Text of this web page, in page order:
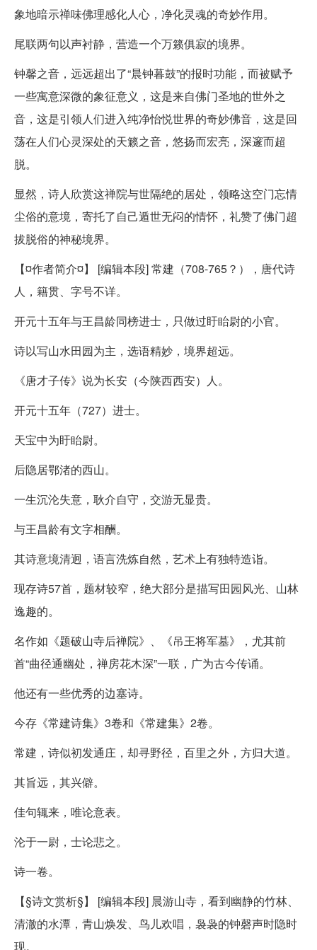
象地暗示禅味佛理感化人心，净化灵魂的奇妙作用。
尾联两句以声衬静，营造一个万籁俱寂的境界。
钟馨之音，远远超出了“晨钟暮鼓”的报时功能，而被赋予
一些寓意深微的象征意义，这是来自佛门圣地的世外之
音，这是引领人们进入纯净怡悦世界的奇妙佛音，这是回
荡在人们心灵深处的天籁之音，悠扬而宏亮，深邃而超
脱。
显然，诗人欣赏这禅院与世隔绝的居处，领略这空门忘情
尘俗的意境，寄托了自己遁世无闷的情怀，礼赞了佛门超
拔脱俗的神秘境界。
【¤作者简介¤】 [编辑本段] 常建（708-765？），唐代诗
人，籍贯、字号不详。
开元十五年与王昌龄同榜进士，只做过盱眙尉的小官。
诗以写山水田园为主，选语精妙，境界超远。
《唐才子传》说为长安（今陕西西安）人。
开元十五年（727）进士。
天宝中为盱眙尉。
后隐居鄂渚的西山。
一生沉沦失意，耿介自守，交游无显贵。
与王昌龄有文字相酬。
其诗意境清迥，语言洗炼自然，艺术上有独特造诣。
现存诗57首，题材较窄，绝大部分是描写田园风光、山林
逸趣的。
名作如《题破山寺后禅院》、《吊王将军墓》，尤其前
首“曲径通幽处，禅房花木深”一联，广为古今传诵。
他还有一些优秀的边塞诗。
今存《常建诗集》3卷和《常建集》2卷。
常建，诗似初发通庄，却寻野径，百里之外，方归大道。
其旨远，其兴僻。
佳句辄来，唯论意表。
沦于一尉，士论悲之。
诗一卷。
【§诗文赏析§】 [编辑本段] 晨游山寺，看到幽静的竹林、
清澈的水潭，青山焕发、鸟儿欢唱，袅袅的钟磬声时隐时
现。